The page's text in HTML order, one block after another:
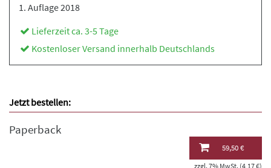
1. Auflage 2018
Lieferzeit ca. 3-5 Tage
Kostenloser Versand innerhalb Deutschlands
Jetzt bestellen:
Paperback
59,50 €
zzgl. 7% MwSt. (4,17 €)